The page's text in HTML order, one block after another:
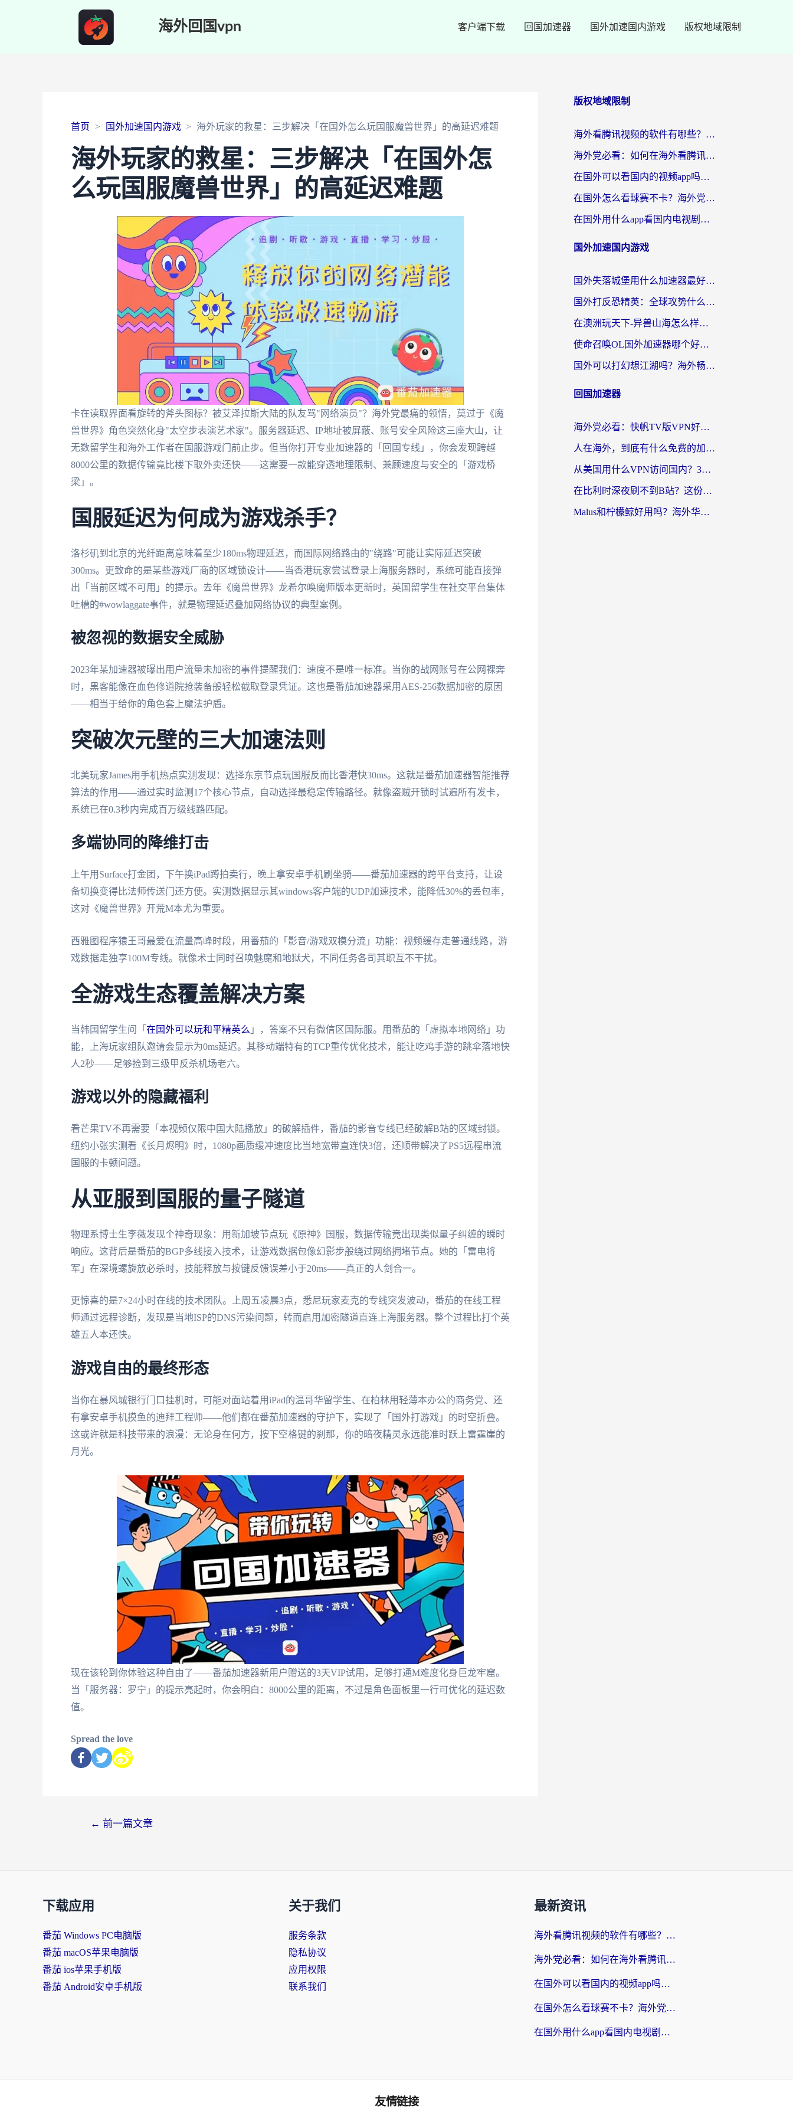
海外回国vpn 客户端下载 回国加速器 国外加速国内游戏 版权地域限制
首页 国外加速国内游戏 海外玩家的救星：三步解决「在国外怎么玩国服魔兽世界」的高延迟难题
海外玩家的救星：三步解决「在国外怎
么玩国服魔兽世界」的高延迟难题
卡在读取界面看旋转的斧头图标？被艾泽拉斯大陆的队友骂"网络演员"？海外党最痛的领悟，莫过于《魔
兽世界》角色突然化身"太空步表演艺术家"。服务器延迟、IP地址被屏蔽、账号安全风险这三座大山，让
无数留学生和海外工作者在国服游戏门前止步。但当你打开专业加速器的「回国专线」，你会发现跨越
8000公里的数据传输竟比楼下取外卖还快——这需要一款能穿透地理限制、兼顾速度与安全的「游戏桥
梁」。
国服延迟为何成为游戏杀手？
洛杉矶到北京的光纤距离意味着至少180ms物理延迟，而国际网络路由的"绕路"可能让实际延迟突破
300ms。更致命的是某些游戏厂商的区域锁设计——当香港玩家尝试登录上海服务器时，系统可能直接弹
出「当前区域不可用」的提示。去年《魔兽世界》龙希尔唤魔师版本更新时，英国留学生在社交平台集体
吐槽的#wowlaggate事件，就是物理延迟叠加网络协议的典型案例。
被忽视的数据安全威胁
2023年某加速器被曝出用户流量未加密的事件提醒我们：速度不是唯一标准。当你的战网账号在公网裸奔
时，黑客能像在血色修道院抢装备般轻松截取登录凭证。这也是番茄加速器采用AES-256数据加密的原因
——相当于给你的角色套上魔法护盾。
突破次元壁的三大加速法则
北美玩家James用手机热点实测发现：选择东京节点玩国服反而比香港快30ms。这就是番茄加速器智能推荐
算法的作用——通过实时监测17个核心节点，自动选择最稳定传输路径。就像盗贼开锁时试遍所有发卡，
系统已在0.3秒内完成百万级线路匹配。
多端协同的降维打击
上午用Surface打金团，下午换iPad蹲拍卖行，晚上拿安卓手机刷坐骑——番茄加速器的跨平台支持，让设
备切换变得比法师传送门还方便。实测数据显示其windows客户端的UDP加速技术，能降低30%的丢包率，
这对《魔兽世界》开荒M本尤为重要。
西雅图程序猿王哥最爱在流量高峰时段，用番茄的「影音/游戏双模分流」功能：视频缓存走普通线路，游
戏数据走独享100M专线。就像术士同时召唤魅魔和地狱犬，不同任务各司其职互不干扰。
全游戏生态覆盖解决方案
当韩国留学生问「 在国外可以玩和平精英么 」，答案不只有微信区国际服。用番茄的「虚拟本地网络」功
能，上海玩家组队邀请会显示为0ms延迟。其移动端特有的TCP重传优化技术，能让吃鸡手游的跳伞落地快
人2秒——足够捡到三级甲反杀机场老六。
游戏以外的隐藏福利
看芒果TV不再需要「本视频仅限中国大陆播放」的破解插件，番茄的影音专线已经破解B站的区域封锁。
纽约小张实测看《长月烬明》时，1080p画质缓冲速度比当地宽带直连快3倍，还顺带解决了PS5远程串流
国服的卡顿问题。
从亚服到国服的量子隧道
物理系博士生李薇发现个神奇现象：用新加坡节点玩《原神》国服，数据传输竟出现类似量子纠缠的瞬时
响应。这背后是番茄的BGP多线接入技术，让游戏数据包像幻影步般绕过网络拥堵节点。她的「雷电将
军」在深境螺旋放必杀时，技能释放与按键反馈误差小于20ms——真正的人剑合一。
更惊喜的是7×24小时在线的技术团队。上周五凌晨3点，悉尼玩家麦克的专线突发波动，番茄的在线工程
师通过远程诊断，发现是当地ISP的DNS污染问题，转而启用加密隧道直连上海服务器。整个过程比打个英
雄五人本还快。
游戏自由的最终形态
当你在暴风城银行门口挂机时，可能对面站着用iPad的温哥华留学生、在柏林用轻薄本办公的商务党、还
有拿安卓手机摸鱼的迪拜工程师——他们都在番茄加速器的守护下，实现了「国外打游戏」的时空折叠。
这或许就是科技带来的浪漫：无论身在何方，按下空格键的刹那，你的暗夜精灵永远能准时跃上雷霆崖的
月光。
现在该轮到你体验这种自由了——番茄加速器新用户赠送的3天VIP试用，足够打通M难度化身巨龙牢窟。
当「服务器：罗宁」的提示亮起时，你会明白：8000公里的距离，不过是角色面板里一行可优化的延迟数
值。
Spread the love
← 前一篇文章
版权地域限制
海外看腾讯视频的软件有哪些？2026实测有效，留学生都在用的回国加速器指南
海外党必看：如何在海外看腾讯体育？解决赛事直播地区限制的终极指南
在国外可以看国内的视频app吗知乎？海外党亲测有效的追剧加速方案
在国外怎么看球赛不卡？海外党专属体育直播自由指南
在国外用什么app看国内电视剧？3步解决版权限制+卡顿难题
国外加速国内游戏
国外失落城堡用什么加速器最好？一份来自老玩家的真实指南
国外打反恐精英：全球攻势什么加速器好用？2026海外玩家国服游戏加速终极指南
在澳洲玩天下-异兽山海怎么样才能不卡？一份给南半球玩家的自救指南
使命召唤OL国外加速器哪个好用？海外玩家亲测的国服游戏加速终极指南
国外可以打幻想江湖吗？海外畅玩国服游戏的终极指南
回国加速器
海外党必看：快帆TV版VPN好用吗？和Easyback VPN对比哪个回国效果更好？附2026真实测评
人在海外，到底有什么免费的加速器能让我安心追剧打游戏？
从美国用什么VPN访问国内？3年海外党亲测：选对工具才能无缝刷B站、看腾讯视频
在比利时深夜刷不到B站？这份回国加速器避坑指南请收好
Malus和柠檬鲸好用吗？海外华人亲测：回国加速器怎么选才不踩坑？
下载应用
番茄 Windows PC电脑版
番茄 macOS苹果电脑版
番茄 ios苹果手机版
番茄 Android安卓手机版
关于我们
服务条款
隐私协议
应用权限
联系我们
最新资讯
海外看腾讯视频的软件有哪些？2026实测有效，留学生都在用的回国加速器指南
海外党必看：如何在海外看腾讯体育？解决赛事直播地区限制的终极指南
在国外可以看国内的视频app吗知乎？海外党亲测有效的追剧加速方案
在国外怎么看球赛不卡？海外党专属体育直播自由指南
在国外用什么app看国内电视剧？3步解决版权限制+卡顿难题
友情链接